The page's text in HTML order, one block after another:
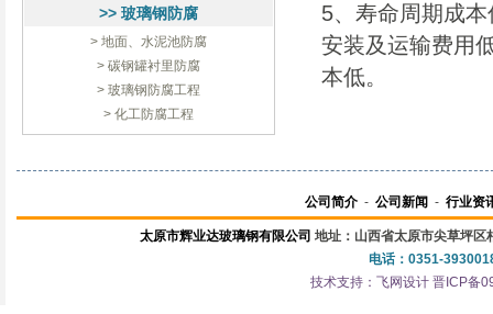
>> 玻璃钢防腐
> 地面、水泥池防腐
> 碳钢罐衬里防腐
> 玻璃钢防腐工程
> 化工防腐工程
5、寿命周期成
安装及运输费用
本低。
公司简介 - 公司新闻 - 行业资
太原市辉业达玻璃钢有限公司 地址：山西省太原市尖草坪区
电话：0351-
技术支持： 飞网设计 晋ICP备